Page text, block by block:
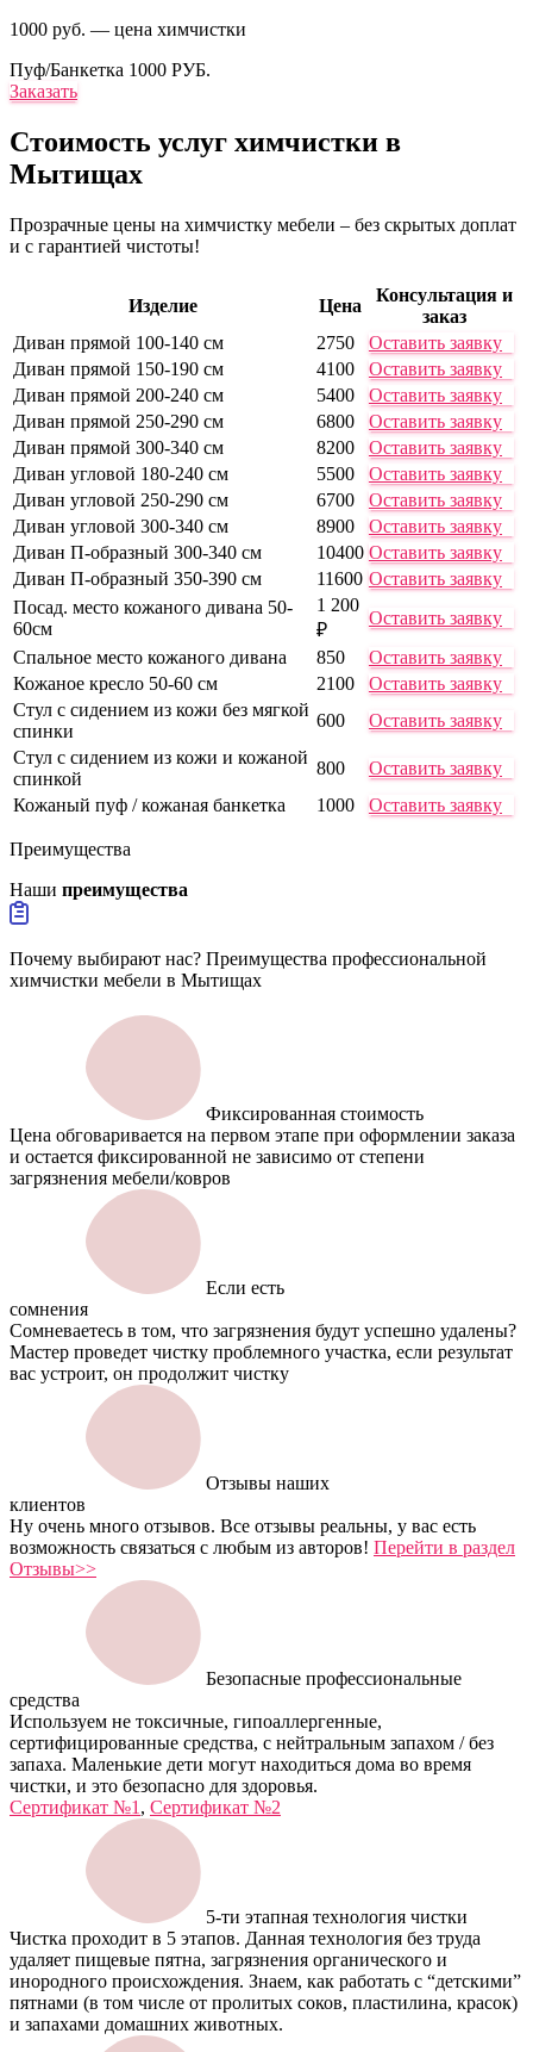
1000 руб. — цена химчистки
Пуф/Банкетка 1000 РУБ.
Заказать
Стоимость услуг химчистки в
Мытищах
Прозрачные цены на химчистку мебели – без скрытых доплат
и с гарантией чистоты!
Изделие Цена
Консультация и
заказ
Диван прямой 100-140 см
2750
Оставить заявку
Диван прямой 150-190 см
4100
Оставить заявку
Диван прямой 200-240 см
5400
Оставить заявку
Диван прямой 250-290 см
6800
Оставить заявку
Диван прямой 300-340 см
8200
Оставить заявку
Диван угловой 180-240 см
5500
Оставить заявку
Диван угловой 250-290 см
6700
Оставить заявку
Диван угловой 300-340 см
8900
Оставить заявку
Диван П-образный 300-340 см
10400 Оставить заявку
Диван П-образный 350-390 см
11600 Оставить заявку
Посад. место кожаного дивана 50-
60см
1 200
₽
Оставить заявку
Спальное место кожаного дивана
850
Оставить заявку
Кожаное кресло 50-60 см
2100
Оставить заявку
Стул с сидением из кожи без мягкой
спинки
600
Оставить заявку
Стул с сидением из кожи и кожаной
спинкой
800
Оставить заявку
Кожаный пуф / кожаная банкетка
1000 Оставить заявку
Преимущества
Наши преимущества
Почему выбирают нас? Преимущества профессиональной
химчистки мебели в Мытищах
Фиксированная стоимость
Цена обговаривается на первом этапе при оформлении заказа
и остается фиксированной не зависимо от степени
загрязнения мебели/ковров
Если есть
сомнения
Сомневаетесь в том, что загрязнения будут успешно удалены?
Мастер проведет чистку проблемного участка, если результат
вас устроит, он продолжит чистку
Отзывы наших
клиентов
Ну очень много отзывов. Все отзывы реальны, у вас есть
возможность связаться с любым из авторов! Перейти в раздел
Отзывы>>
Безопасные профессиональные
средства
Используем не токсичные, гипоаллергенные,
сертифицированные средства, с нейтральным запахом / без
запаха. Маленькие дети могут находиться дома во время
чистки, и это безопасно для здоровья.
Сертификат №1 , Сертификат №2
5-ти этапная технология чистки
Чистка проходит в 5 этапов. Данная технология без труда
удаляет пищевые пятна, загрязнения органического и
инородного происхождения. Знаем, как работать с “детскими”
пятнами (в том числе от пролитых соков, пластилина, красок)
и запахами домашних животных.